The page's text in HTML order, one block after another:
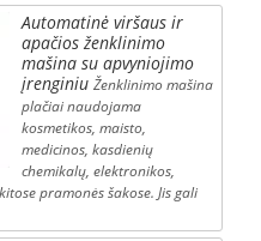
Automatinė viršaus ir
apačios ženklinimo
mašina su apvyniojimo
įrenginiu Ženklinimo mašina
plačiai naudojama
kosmetikos, maisto,
medicinos, kasdienių
chemikalų, elektronikos,
pramonės šakose. Jis gali